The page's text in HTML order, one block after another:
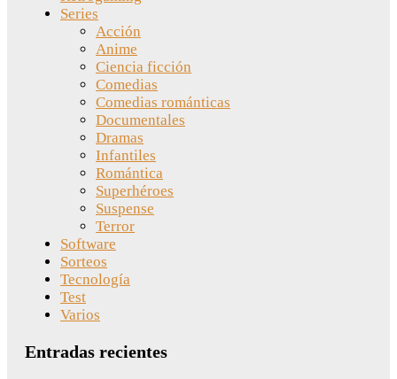
Series
Acción
Anime
Ciencia ficción
Comedias
Comedias románticas
Documentales
Dramas
Infantiles
Romántica
Superhéroes
Suspense
Terror
Software
Sorteos
Tecnología
Test
Varios
Entradas recientes